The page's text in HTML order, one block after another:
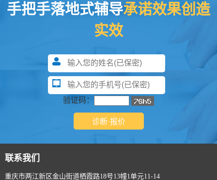
手把手落地式辅导承诺效果创造
实效
验证码：
联系我们
重庆市两江新区金山街道栖霞路18号13幢1单元11-14